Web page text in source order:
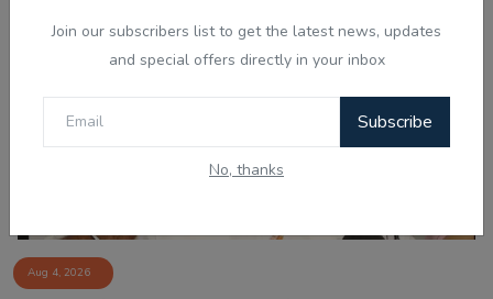
Join our subscribers list to get the latest news, updates
and special offers directly in your inbox
Subscribe
No, thanks
Aug 4, 2026